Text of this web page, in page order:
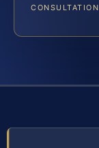
CONSULTATION